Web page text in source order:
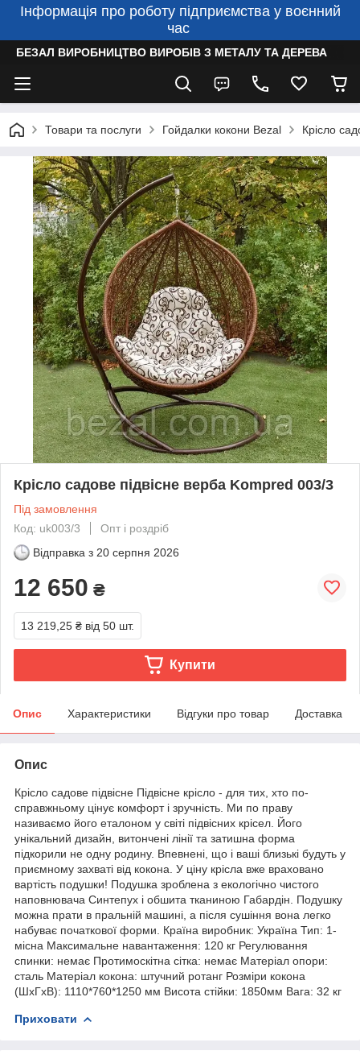
Інформація про роботу підприємства у воєнний
час
БЕЗАЛ ВИРОБНИЦТВО ВИРОБІВ З МЕТАЛУ ТА ДЕРЕВА
Товари та послуги Гойдалки кокони Bezal Крісло
Крісло садове підвісне верба Kompred 003/3
Під замовлення
Код: uk003/3
Опт і роздріб
Відправка з 20 серпня 2026
12 650 ₴
13 219,25 ₴ від 50 шт.
Купити
Опис Характеристики Відгуки про товар Доставка
Опис
Крісло садове підвісне Підвісне крісло - для тих, хто по-
справжньому цінує комфорт і зручність. Ми по праву
називаємо його еталоном у світі підвісних крісел. Його
унікальний дизайн, витончені лінії та затишна форма
підкорили не одну родину. Впевнені, що і ваші близькі будуть у
приємному захваті від кокона. У ціну крісла вже враховано
вартість подушки! Подушка зроблена з екологічно чистого
наповнювача Синтепух і обшита тканиною Габардін. Подушку
можна прати в пральній машині, а після сушіння вона легко
набуває початкової форми. Країна виробник: Україна Тип: 1-
місна Максимальне навантаження: 120 кг Регулювання
спинки: немає Протимоскітна сітка: немає Матеріал опори:
сталь Матеріал кокона: штучний ротанг Розміри кокона
(ШxГxВ): 1110*760*1250 мм Висота стійки: 1850мм Вага: 32 кг
Приховати